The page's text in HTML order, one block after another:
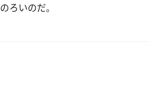
のろいのだ。